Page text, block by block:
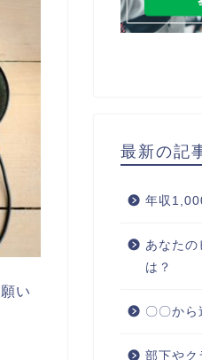
い
最新の記
年収
あなたの
は？
〇〇から
部下やク